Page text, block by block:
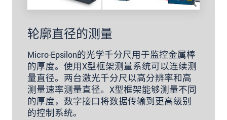
轮廓直径的测量
Micro-Epsilon的光学千分尺用于监控金属棒
的厚度。使用X型框架测量系统可以连续测
量直径。两台激光千分尺以高分辨率和高
测量速率测量直径。X型框架能够测量不同
的厚度，数字接口将数据传输到更高级别
的控制系统。